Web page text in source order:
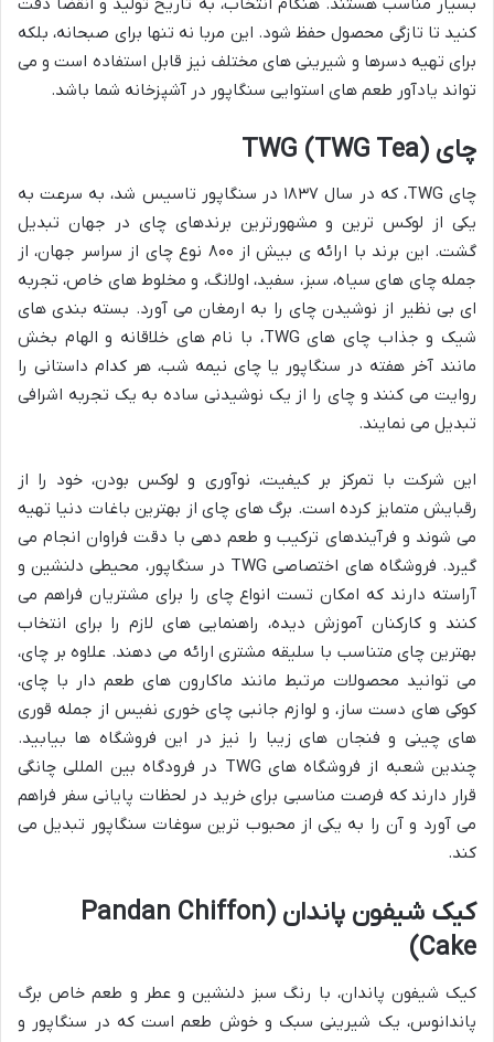
کنید تا تازگی محصول حفظ شود. این مربا نه تنها برای صبحانه، بلکه
برای تهیه دسرها و شیرینی های مختلف نیز قابل استفاده است و می
تواند یادآور طعم های استوایی سنگاپور در آشپزخانه شما باشد.
چای TWG (TWG Tea)
چای TWG، که در سال ۱۸۳۷ در سنگاپور تاسیس شد، به سرعت به
یکی از لوکس ترین و مشهورترین برندهای چای در جهان تبدیل
گشت. این برند با ارائه ی بیش از ۸۰۰ نوع چای از سراسر جهان، از
جمله چای های سیاه، سبز، سفید، اولانگ، و مخلوط های خاص، تجربه
ای بی نظیر از نوشیدن چای را به ارمغان می آورد. بسته بندی های
شیک و جذاب چای های TWG، با نام های خلاقانه و الهام بخش
مانند آخر هفته در سنگاپور یا چای نیمه شب، هر کدام داستانی را
روایت می کنند و چای را از یک نوشیدنی ساده به یک تجربه اشرافی
تبدیل می نمایند.
این شرکت با تمرکز بر کیفیت، نوآوری و لوکس بودن، خود را از
رقبایش متمایز کرده است. برگ های چای از بهترین باغات دنیا تهیه
می شوند و فرآیندهای ترکیب و طعم دهی با دقت فراوان انجام می
گیرد. فروشگاه های اختصاصی TWG در سنگاپور، محیطی دلنشین و
آراسته دارند که امکان تست انواع چای را برای مشتریان فراهم می
کنند و کارکنان آموزش دیده، راهنمایی های لازم را برای انتخاب
بهترین چای متناسب با سلیقه مشتری ارائه می دهند. علاوه بر چای،
می توانید محصولات مرتبط مانند ماکارون های طعم دار با چای،
کوکی های دست ساز، و لوازم جانبی چای خوری نفیس از جمله قوری
های چینی و فنجان های زیبا را نیز در این فروشگاه ها بیابید.
چندین شعبه از فروشگاه های TWG در فرودگاه بین المللی چانگی
قرار دارند که فرصت مناسبی برای خرید در لحظات پایانی سفر فراهم
می آورد و آن را به یکی از محبوب ترین سوغات سنگاپور تبدیل می
کند.
کیک شیفون پاندان (Pandan Chiffon
Cake)
کیک شیفون پاندان، با رنگ سبز دلنشین و عطر و طعم خاص برگ
پاندانوس، یک شیرینی سبک و خوش طعم است که در سنگاپور و